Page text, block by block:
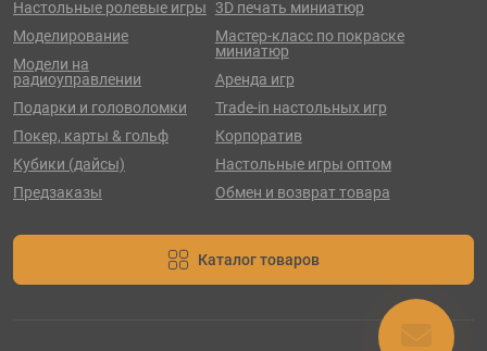
Настольные ролевые игры
Моделирование
Модели на
радиоуправлении
Подарки и головоломки
Покер, карты & гольф
Кубики (дайсы)
Предзаказы
3D печать миниатюр
Мастер-класс по покраске
миниатюр
Аренда игр
Trade-in настольных игр
Корпоратив
Настольные игры оптом
Обмен и возврат товара
Каталог товаров